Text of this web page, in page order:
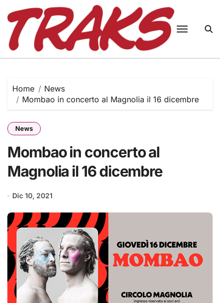
content
Home
News
Mombao in concerto al Magnolia il 16 dicembre
News
Mombao in concerto al
Magnolia il 16 dicembre
Dic 10, 2021